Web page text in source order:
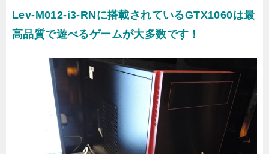
Lev-M012-i3-RNに搭載されているGTX1060は最
高品質で遊べるゲームが大多数です！